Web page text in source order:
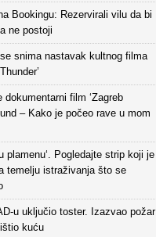
Bookingu: Rezervirali vilu da bi
ne postoji
snima nastavak kultnog filma
dokumentarni film ‘Zagreb
– Kako je počeo rave u mom
plamenu‘. Pogledajte strip koji je
temelju istraživanja što se
u uključio toster. Izazvao požar
kuću